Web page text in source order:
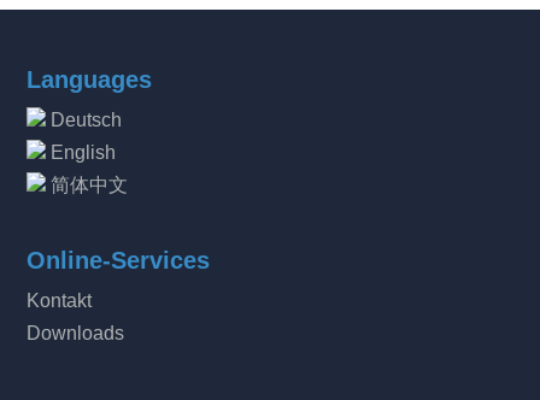
Languages
Deutsch
English
简体中文
Online-Services
Kontakt
Downloads